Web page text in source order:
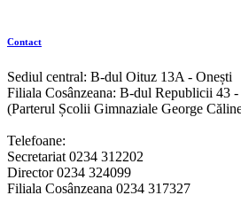
Contact
Sediul central: B-dul Oituz 13A - Onești
Filiala Cosânzeana: B-dul Republicii 43 -
(Parterul Școlii Gimnaziale George
Telefoane:
Secretariat 0234 312202
Director 0234 324099
Filiala Cosânzeana 0234 317327